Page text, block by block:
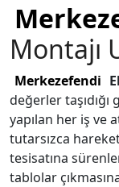
Montajı
Merkezefendi
değerler taşıdığı
yapılan her iş ve
tutarsızca
tesisatına
tablolar